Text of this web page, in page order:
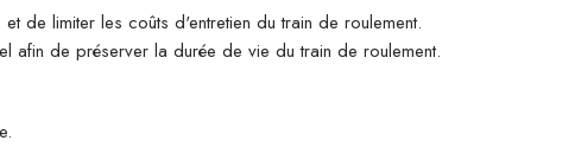
de limiter les coûts d'entretien du train de roulement.
afin de préserver la durée de vie du train de roulement.